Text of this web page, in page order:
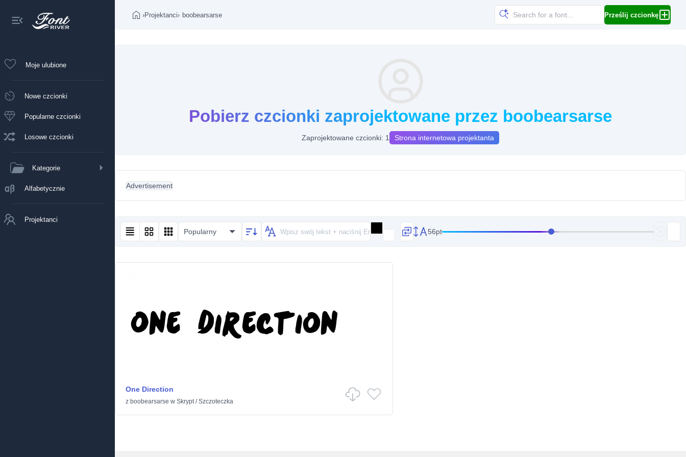
Moje ulubione
Nowe czcionki
Popularne czcionki
Losowe czcionki
Kategorie
Alfabetycznie
Projektanci
›Projektanci› boobearsarse Prześlij czcionkę
Pobierz czcionki zaprojektowane przez boobearsarse
Zaprojektowane czcionki: 1 Strona internetowa projektanta
Advertisement
Popularny 56pt
One Direction
z boobearsarse w Skrypt/Szczoteczka